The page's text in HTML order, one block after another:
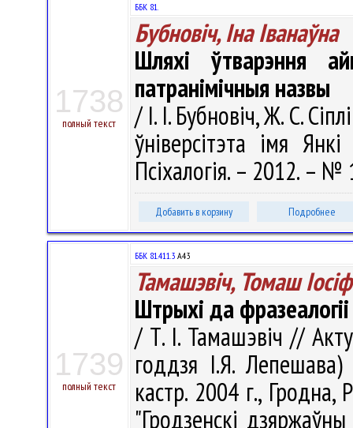
1738
полный текст
ББК 81.
Бубновіч, Іна Іванаўна
Шляхі ўтварэння
патранімічныя назвы
/ І. І. Бубновіч, Ж. С.
ўніверсітэта імя
Псіхалогія. – 2012. –
Добавить в корзину Подробнее
1739
полный текст
ББК 81.411.3 А43
Тамашэвіч, Томаш
Штрыхі да
/ Т. І. Тамашэвіч //
годдзя І.Я.
кастр. 2004 г., Гродна,
"Гродзенскі